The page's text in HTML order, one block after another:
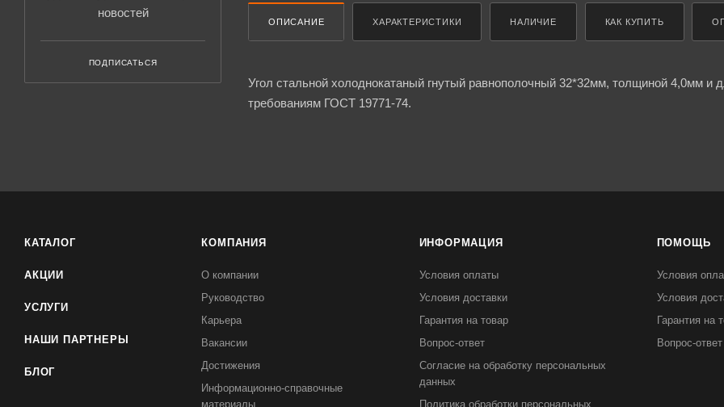
ОПИСАНИЕ ХАРАКТЕРИСТИКИ НАЛИЧИЕ КАК КУПИТЬ
Угол стальной холоднокатаный гнутый равнополочный 32*32мм, толщиной 4,0мм и
требованиям ГОСТ 19771-74.
новостей
ПОДПИСАТЬСЯ
КАТАЛОГ
АКЦИИ
УСЛУГИ
НАШИ ПАРТНЕРЫ
БЛОГ
КОМПАНИЯ
О компании
Руководство
Карьера
Вакансии
Достижения
Информационно-справочные
материалы
ИНФОРМАЦИЯ
Условия оплаты
Условия доставки
Гарантия на товар
Вопрос-ответ
Согласие на обработку персональных
данных
Политика обработки персональных
ПОМОЩЬ
Условия
Условия
Гарантия на
Вопрос-ответ